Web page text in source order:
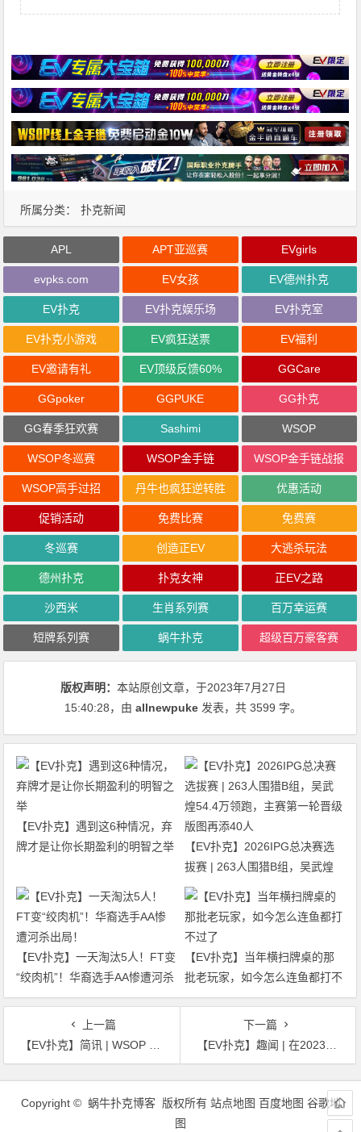
所属分类： 扑克新闻
APL APT亚巡赛 EVgirls
evpks.com EV女孩 EV德州扑克
EV扑克 EV扑克娱乐场 EV扑克室
EV扑克小游戏 EV疯狂送票 EV福利
EV邀请有礼 EV顶级反馈60% GGCare
GGpoker GGPUKE GG扑克
GG春季狂欢赛 Sashimi WSOP
WSOP冬巡赛 WSOP金手链 WSOP金手链战报
WSOP高手过招 丹牛也疯狂逆转胜 优惠活动
促销活动 免费比赛 免费赛
冬巡赛 创造正EV 大逃杀玩法
德州扑克 扑克女神 正EV之路
沙西米 生肖系列赛 百万幸运赛
短牌系列赛 蜗牛扑克 超级百万豪客赛
版权声明：本站原创文章，于2023年7月27日
15:40:28，由allnewpuke 发表，共 3599 字。
【EV扑克】遇到这6种情况，弃
牌才是让你长期盈利的明智之举
【EV扑克】2026IPG总决赛选
拔赛 | 263人围猎B组，吴武煌
54.4万领跑，主赛第一轮晋级版
【EV扑克】一天淘汰5人！FT变
“绞肉机”！华裔选手AA惨遭河杀
出局！
【EV扑克】当年横扫牌桌的那
批老玩家，如今怎么连鱼都打不
过了
上一篇
【EV扑克】简讯 | WSOP Paradise 将在巴哈马颁发15条金手链
下一篇
【EV扑克】趣闻 | 在2023年WSOP系列赛上的喜与悲
文
Copyright © 蜗牛扑克博客 版权所有 站点地图 百度地图 谷歌地
图